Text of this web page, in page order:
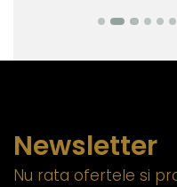
Newsletter
Nu rata ofertele si